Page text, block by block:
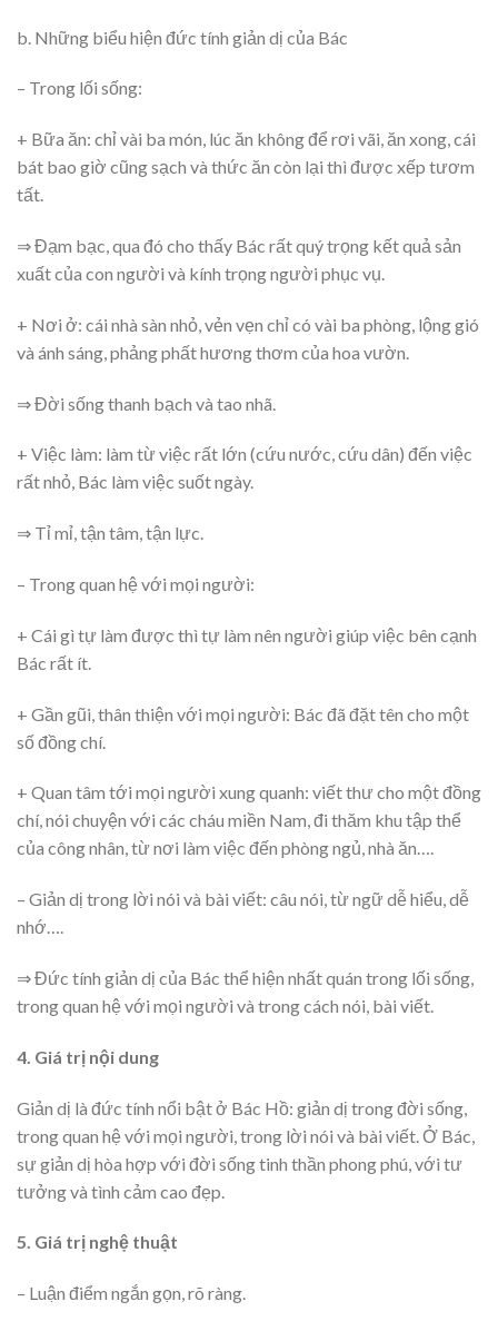
b. Những biểu hiện đức tính giản dị của Bác
– Trong lối sống:
+ Bữa ăn: chỉ vài ba món, lúc ăn không để rơi vãi, ăn xong, cái
bát bao giờ cũng sạch và thức ăn còn lại thì được xếp tươm
tất.
⇒ Đạm bạc, qua đó cho thấy Bác rất quý trọng kết quả sản
xuất của con người và kính trọng người phục vụ.
+ Nơi ở: cái nhà sàn nhỏ, vẻn vẹn chỉ có vài ba phòng, lộng gió
và ánh sáng, phảng phất hương thơm của hoa vườn.
⇒ Đời sống thanh bạch và tao nhã.
+ Việc làm: làm từ việc rất lớn (cứu nước, cứu dân) đến việc
rất nhỏ, Bác làm việc suốt ngày.
⇒ Tỉ mỉ, tận tâm, tận lực.
– Trong quan hệ với mọi người:
+ Cái gì tự làm được thì tự làm nên người giúp việc bên cạnh
Bác rất ít.
+ Gần gũi, thân thiện với mọi người: Bác đã đặt tên cho một
số đồng chí.
+ Quan tâm tới mọi người xung quanh: viết thư cho một đồng
chí, nói chuyện với các cháu miền Nam, đi thăm khu tập thể
của công nhân, từ nơi làm việc đến phòng ngủ, nhà ăn….
– Giản dị trong lời nói và bài viết: câu nói, từ ngữ dễ hiểu, dễ
nhớ….
⇒ Đức tính giản dị của Bác thể hiện nhất quán trong lối sống,
trong quan hệ với mọi người và trong cách nói, bài viết.
4. Giá trị nội dung
Giản dị là đức tính nổi bật ở Bác Hồ: giản dị trong đời sống,
trong quan hệ với mọi người, trong lời nói và bài viết. Ở Bác,
sự giản dị hòa hợp với đời sống tinh thần phong phú, với tư
tưởng và tình cảm cao đẹp.
5. Giá trị nghệ thuật
– Luận điểm ngắn gọn, rõ ràng.